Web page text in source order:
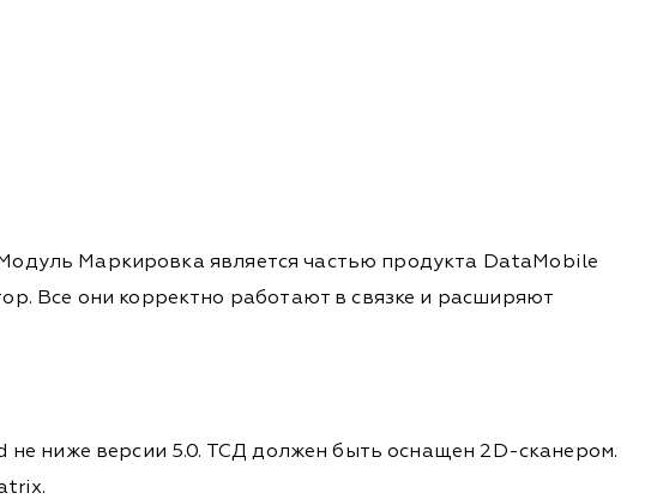
Маркировка является частью продукта DataMobile
Все они корректно работают в связке и расширяют
ниже версии 5.0. ТСД должен быть оснащен 2D-сканером.